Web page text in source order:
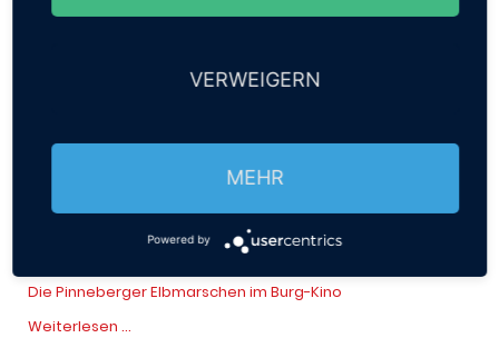
Veranstaltungen im Kreis Pinneberg...
Aktuelles
veröffentlicht
Rechtschreibprogramm
für
das
Die Pinneberger Elbmarschen im Burg-Kino
Weiterlesen …
VERWEIGERN
MEHR
Powered by